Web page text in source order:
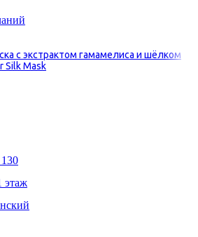
с экстрактом гамамелиса и шёлком
Silk Mask
этаж